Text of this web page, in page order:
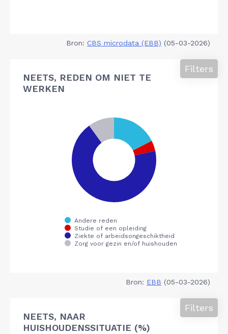
Bron: CBS microdata (EBB) (05-03-2026)
NEETS, REDEN OM NIET TE
WERKEN
Filters
Bron: EBB (05-03-2026)
NEETS, NAAR
HUISHOUDENSSITUATIE (%)
Filters